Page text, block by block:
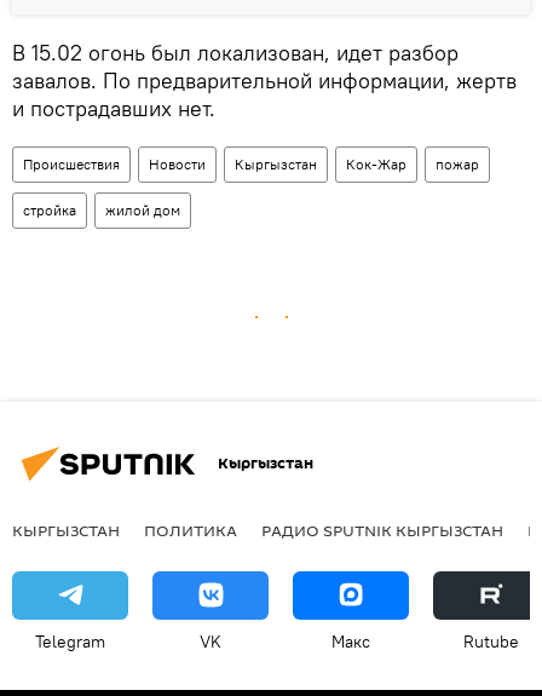
В 15.02 огонь был локализован, идет разбор
завалов. По предварительной информации, жертв
и пострадавших нет.
Происшествия Новости Кыргызстан Кок-Жар пожар
стройка жилой дом
Кыргызстан
КЫРГЫЗСТАН ПОЛИТИКА РАДИО SPUTNIK КЫРГЫЗСТАН
Telegram VK Макс Rutube